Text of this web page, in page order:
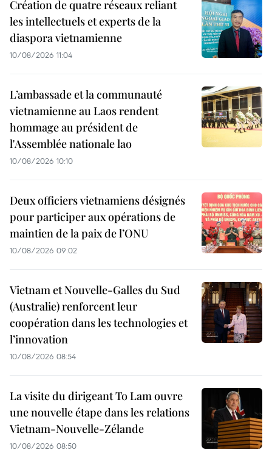
Création de quatre réseaux reliant
les intellectuels et experts de la
diaspora vietnamienne
10/08/2026 11:04
L’ambassade et la communauté
vietnamienne au Laos rendent
hommage au président de
l'Assemblée nationale lao
10/08/2026 10:10
Deux officiers vietnamiens désignés
pour participer aux opérations de
maintien de la paix de l’ONU
10/08/2026 09:02
Vietnam et Nouvelle-Galles du Sud
(Australie) renforcent leur
coopération dans les technologies et
l’innovation
10/08/2026 08:54
La visite du dirigeant To Lam ouvre
une nouvelle étape dans les relations
Vietnam-Nouvelle-Zélande
10/08/2026 08:50